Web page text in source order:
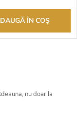
ÎN COŞ
nu doar la